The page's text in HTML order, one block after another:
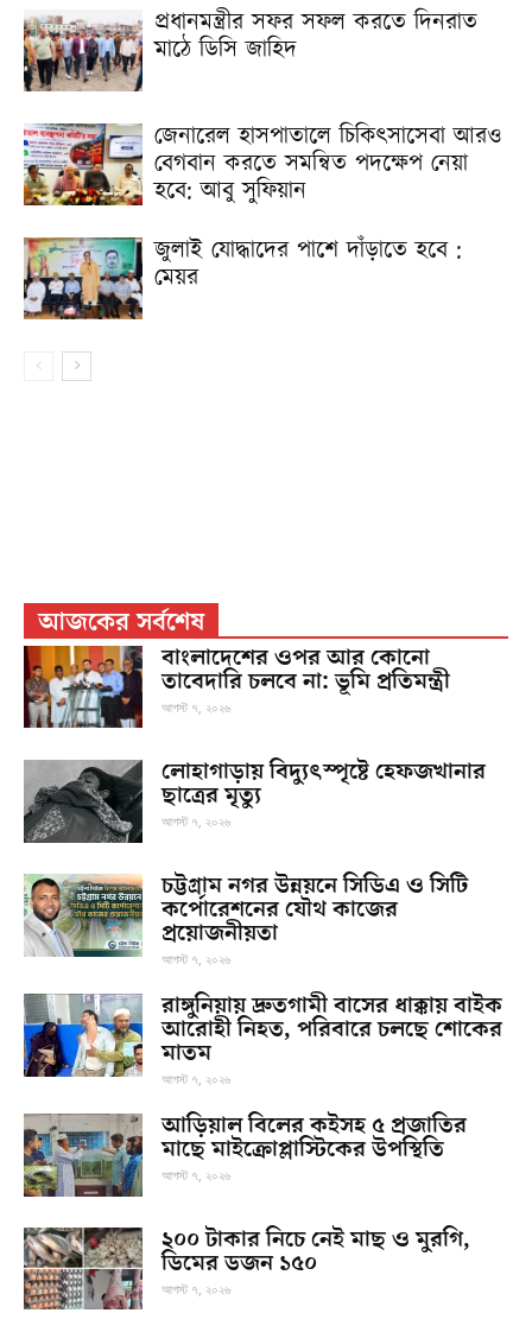
প্রধানমন্ত্রীর সফর সফল করতে দিনরাত
মাঠে ডিসি জাহিদ
জেনারেল হাসপাতালে চিকিৎসাসেবা আরও
বেগবান করতে সমন্বিত পদক্ষেপ নেয়া
হবে: আবু সুফিয়ান
জুলাই যোদ্ধাদের পাশে দাঁড়াতে হবে :
মেয়র
আজকের সর্বশেষ
বাংলাদেশের ওপর আর কোনো
তাবেদারি চলবে না: ভূমি প্রতিমন্ত্রী
আগস্ট ৭, ২০২৬
লোহাগাড়ায় বিদ্যুৎস্পৃষ্টে হেফজখানার
ছাত্রের মৃত্যু
আগস্ট ৭, ২০২৬
চট্টগ্রাম নগর উন্নয়নে সিডিএ ও সিটি
কর্পোরেশনের যৌথ কাজের
প্রয়োজনীয়তা
আগস্ট ৭, ২০২৬
রাঙ্গুনিয়ায় দ্রুতগামী বাসের ধাক্কায় বাইক
আরোহী নিহত, পরিবারে চলছে শোকের
মাতম
আগস্ট ৭, ২০২৬
আড়িয়াল বিলের কইসহ ৫ প্রজাতির
মাছে মাইক্রোপ্লাস্টিকের উপস্থিতি
আগস্ট ৭, ২০২৬
২০০ টাকার নিচে নেই মাছ ও মুরগি,
ডিমের ডজন ১৫০
আগস্ট ৭, ২০২৬